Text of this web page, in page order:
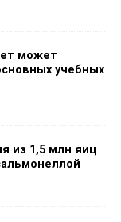
может
учебных
из 1,5 млн яиц